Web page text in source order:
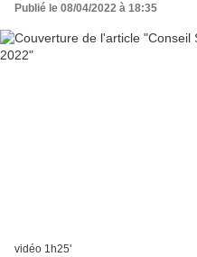
Publié le 08/04/2022 à 18:35
vidéo 1h25'